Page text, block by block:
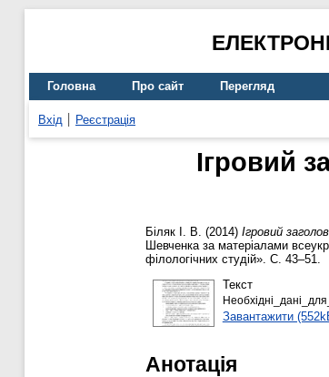
Головна Про сайт Перегляд
Вхід Реєстрація
Ігровий
Біляк І. В. (2014) Ігровий
Шевченка за матеріалами
філологічних студій». С. 43–51.
Текст
Завантажити
Анотація